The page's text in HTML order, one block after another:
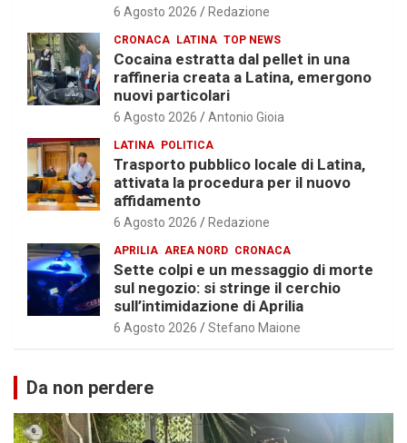
6 Agosto 2026 Redazione
CRONACA LATINA TOP NEWS
Cocaina estratta dal pellet in una
raffineria creata a Latina, emergono
nuovi particolari
6 Agosto 2026 Antonio Gioia
LATINA POLITICA
Trasporto pubblico locale di Latina,
attivata la procedura per il nuovo
affidamento
6 Agosto 2026 Redazione
APRILIA AREA NORD CRONACA
Sette colpi e un messaggio di morte
sul negozio: si stringe il cerchio
sull’intimidazione di Aprilia
6 Agosto 2026 Stefano Maione
Da non perdere